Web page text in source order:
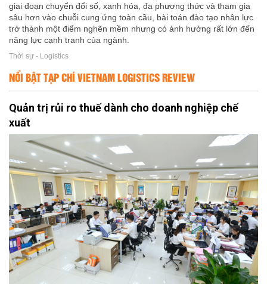
giai đoạn chuyển đổi số, xanh hóa, đa phương thức và tham gia
sâu hơn vào chuỗi cung ứng toàn cầu, bài toán đào tạo nhân lực
trở thành một điểm nghẽn mềm nhưng có ảnh hưởng rất lớn đến
năng lực cạnh tranh của ngành.
Thời sự - Logistics
NỔI BẬT TẠP CHÍ VIETNAM LOGISTICS REVIEW
Quản trị rủi ro thuế dành cho doanh nghiệp chế
xuất